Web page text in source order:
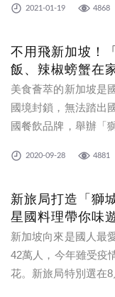
消費者無須在家辛苦
2021-01-19 4868
不用飛新加坡！
飯、辣椒螃蟹在
美食薈萃的新加坡是
國境封鎖，無法踏出
國餐飲品牌，舉辦「
以購買直送來台、原
2020-09-28 4881
新旅局打造「獅
星國料理帶你味
新加坡向來是國人最
42萬人，今年雖受疫
花。新旅局特別選在